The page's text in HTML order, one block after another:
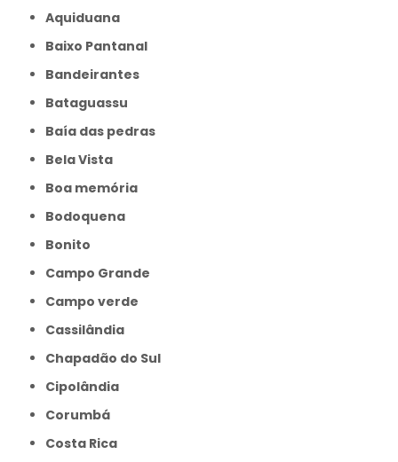
Aquiduana
Baixo Pantanal
Bandeirantes
Bataguassu
Baía das pedras
Bela Vista
Boa memória
Bodoquena
Bonito
Campo Grande
Campo verde
Cassilândia
Chapadão do Sul
Cipolândia
Corumbá
Costa Rica